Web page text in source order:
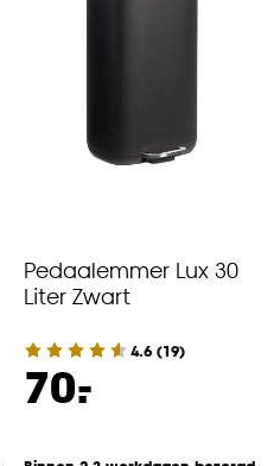
Pedaalemmer Lux 30
Liter Zwart
4.6 (19)
70.
-